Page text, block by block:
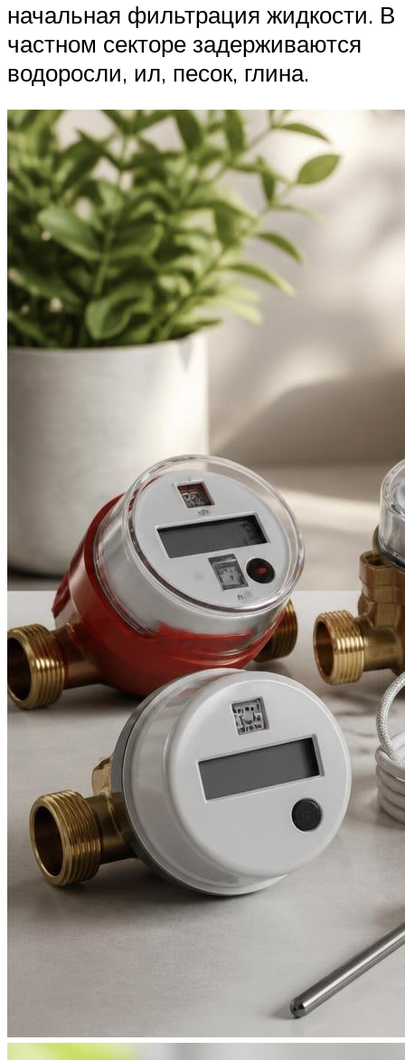
начальная фильтрация жидкости. В
частном секторе задерживаются
водоросли, ил, песок, глина.